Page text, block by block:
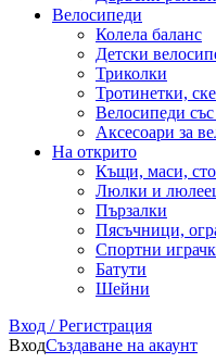
Велосипеди
Колела баланс
Детски
Триколки
Тротинетки,
Велосипеди със
Аксесоари за
На открито
Къщи, маси,
Люлки и
Пързалки
Пясъчници,
Спортни
Батути
Шейни
Вход / Регистрация
ВходСъздаване на акаунт